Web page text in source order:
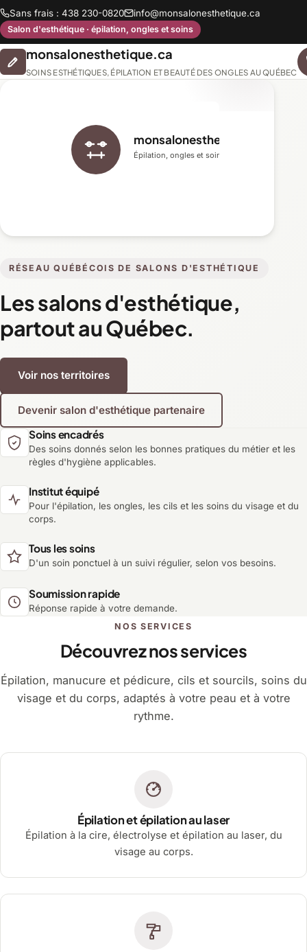
Sans frais : 438 230-0820 info@monsalonesthetique.ca
Salon d'esthétique · épilation, ongles et soins
monsalonesthetique.ca
SOINS ESTHÉTIQUES, ÉPILATION ET BEAUTÉ DES ONGLES AU QUÉBEC
RÉSEAU QUÉBÉCOIS DE SALONS D'ESTHÉTIQUE
Les salons d'esthétique,
partout au Québec.
Voir nos territoires
Devenir salon d'esthétique partenaire
monsalonesthetique.ca
Épilation, ongles et soins du visage
Soins encadrés
Des soins donnés selon les bonnes pratiques du métier et les
règles d'hygiène applicables.
Institut équipé
Pour l'épilation, les ongles, les cils et les soins du visage et du
corps.
Tous les soins
D'un soin ponctuel à un suivi régulier, selon vos besoins.
Soumission rapide
Réponse rapide à votre demande.
NOS SERVICES
Découvrez nos services
Épilation, manucure et pédicure, cils et sourcils, soins du
visage et du corps, adaptés à votre peau et à votre
rythme.
Épilation et épilation au laser
Épilation à la cire, électrolyse et épilation au laser, du
visage au corps.